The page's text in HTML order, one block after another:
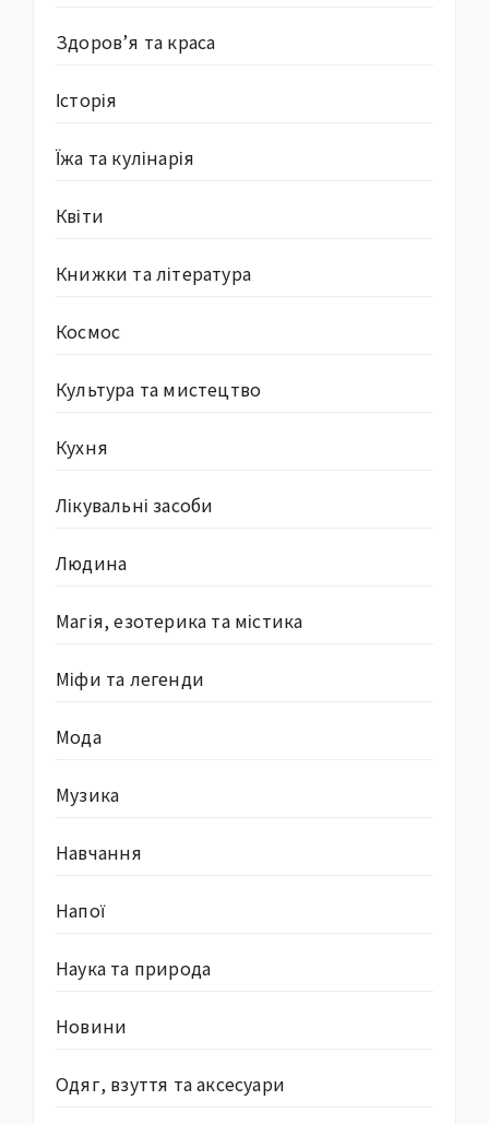
Здоров’я та краса
Історія
Їжа та кулінарія
Квіти
Книжки та література
Космос
Культура та мистецтво
Кухня
Лікувальні засоби
Людина
Магія, езотерика та містика
Міфи та легенди
Мода
Музика
Навчання
Напої
Наука та природа
Новини
Одяг, взуття та аксесуари